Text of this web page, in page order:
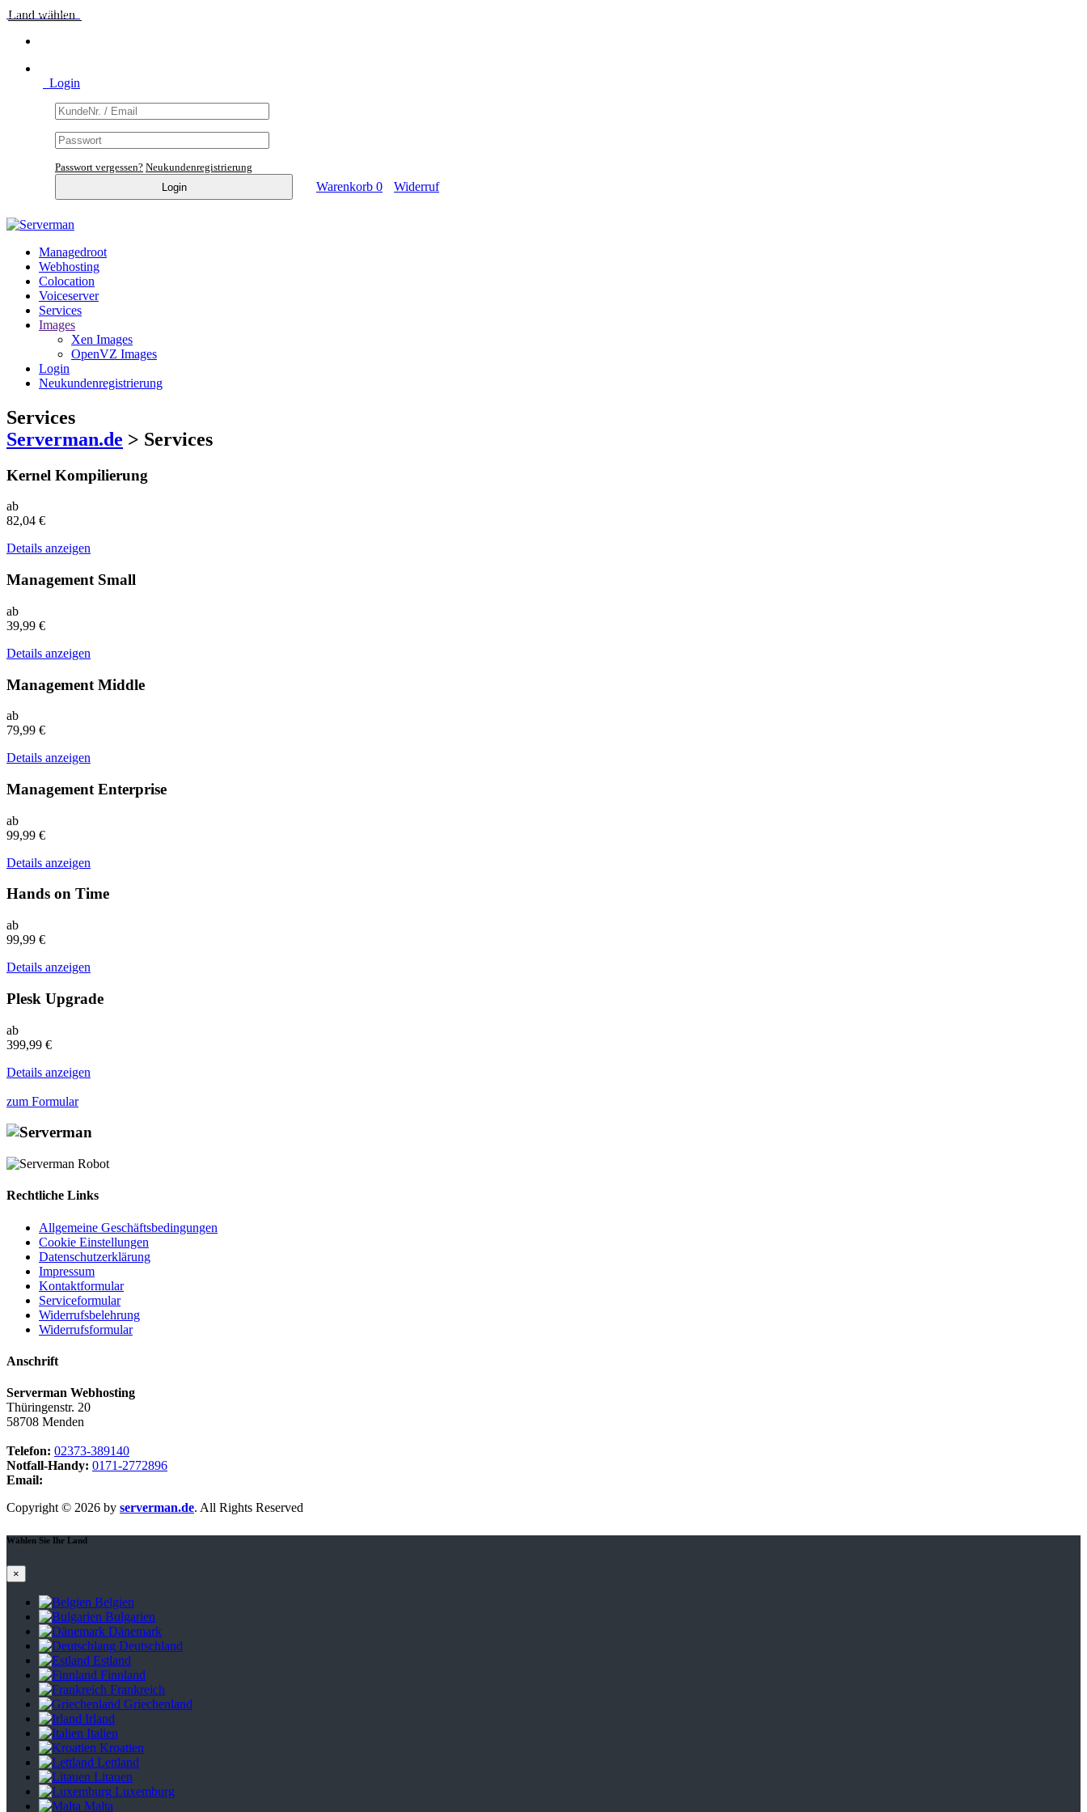
Land wählen
Login
Passwort vergessen? Neukundenregistrierung
Warenkorb 0 Widerruf
Managedroot
Webhosting
Colocation
Voiceserver
Services
Images
Xen Images
OpenVZ Images
Login
Neukundenregistrierung
Services
Serverman.de > Services
Kernel Kompilierung
ab
82,04 €
Details anzeigen
Management Small
ab
39,99 €
Details anzeigen
Management Middle
ab
79,99 €
Details anzeigen
Management Enterprise
ab
99,99 €
Details anzeigen
Hands on Time
ab
99,99 €
Details anzeigen
Plesk Upgrade
ab
399,99 €
Details anzeigen
zum Formular
Rechtliche Links
Allgemeine Geschäftsbedingungen
Cookie Einstellungen
Datenschutzerklärung
Impressum
Kontaktformular
Serviceformular
Widerrufsbelehrung
Widerrufsformular
Anschrift
Serverman Webhosting
Thüringenstr. 20
58708 Menden
Telefon: 02373-389140
Notfall-Handy: 0171-2772896
Email:
Copyright © 2026 by serverman.de. All Rights Reserved
Wählen Sie Ihr Land
×
Belgien
Bulgarien
Dänemark
Deutschland
Estland
Finnland
Frankreich
Griechenland
Irland
Italien
Kroatien
Lettland
Litauen
Luxemburg
Malta